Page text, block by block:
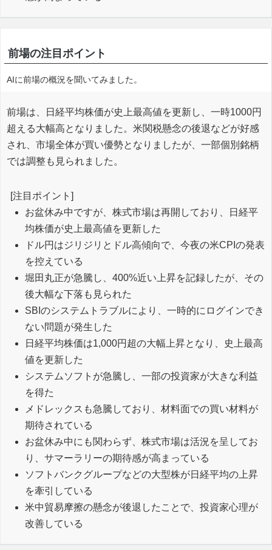
前場の注目ポイント
AIに前場の概況を聞いてみました。
前場は、日経平均株価が史上最高値を更新し、一時1000円
超える大幅高となりました。米関税懸念の後退などが好感
され、市場全体が買い優勢となりましたが、一部個別銘柄
では調整も見られました。
[注目ポイント]
お盆休み中ですが、株式市場は再開しており、日経平
均株価が史上最高値を更新した
ドル円はジリジリとドル高傾向で、今夜の米CPIの発表
を控えている
堀田丸正が急騰し、400%近い上昇を記録したが、その
後大幅な下落も見られた
SBIのシステムトラブルにより、一時的にログインでき
ない問題が発生した
日経平均株価は1,000円超の大幅上昇となり、史上最高
値を更新した
システムソフトが急騰し、一部の投資家が大きな利益
を得た
メドレックスも急騰しており、材料面での買い材料が
期待されている
お盆休み中にも関わらず、株式市場は活況を呈してお
り、サマーラリーの期待感が高まっている
ソフトバンクグループなどの大型株が日経平均の上昇
を牽引している
米中貿易摩擦の懸念が後退したことで、投資家心理が
改善している